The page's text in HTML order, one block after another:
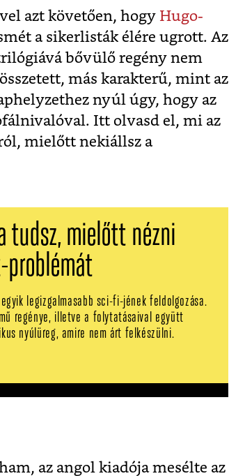
azt követően, hogy Hugo-
a sikerlisták élére ugrott. Az
bővülő regény nem
más karakterű, mint az
nyúl úgy, hogy az
Itt olvasd el, mi az
mielőtt nekiállsz a
tudsz, mielőtt nézni
problémát
legizgalmasabb sci-fi-jének feldolgozása.
regénye, illetve a folytatásaival együtt
nyúlüreg, amire nem árt felkészülni.
az angol kiadója mesélte az